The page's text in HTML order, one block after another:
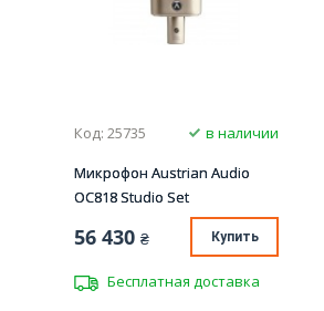
Код: 25735
в наличии
Микрофон Austrian Audio
OC818 Studio Set
56 430 ₴ Купить
Бесплатная доставка